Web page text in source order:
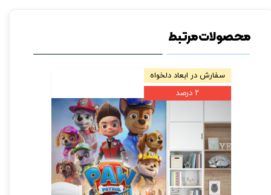
محصولات مرتبط
سفارش در ابعاد دلخواه
۲ درصد